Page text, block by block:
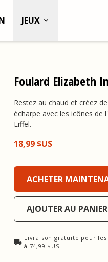
JEUX
Foulard Elizabeth
Restez au chaud et créez
écharpe avec les icônes de
Eiffel.
18,99 $US
ACHETER
AJOUTER AU PANIER
Foulard Elizabeth Infinity,
Livraison gratuite pour
à 74,99 $US